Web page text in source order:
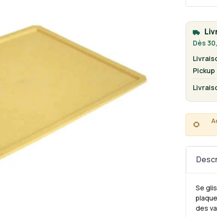
Dès
Pickup
🌻
Se
des